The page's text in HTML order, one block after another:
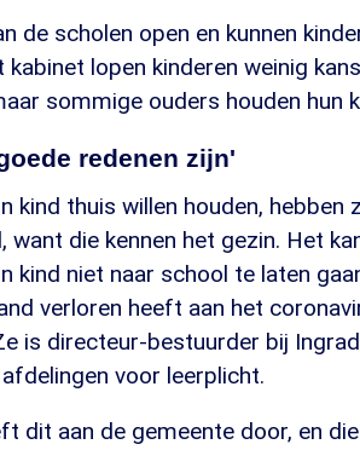
de scholen open en kunnen
kabinet lopen kinderen weinig
sommige ouders houden hun
redenen zijn'
kind thuis willen houden,
want die kennen het gezin. Het
kind niet naar school te laten
verloren heeft aan het
is directeur-bestuurder bij
voor leerplicht.
dit aan de gemeente door, en